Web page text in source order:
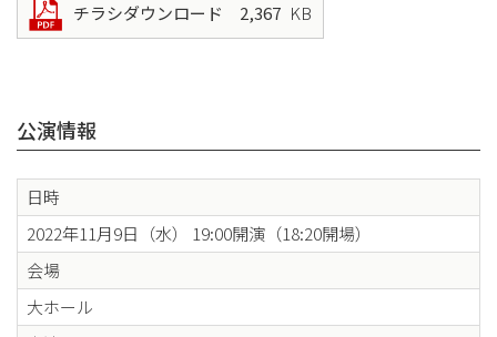
チラシダウンロード 2,367 KB
公演情報
日時
2022年11月9日（水） 19:00開演（18:20開場）
会場
大ホール